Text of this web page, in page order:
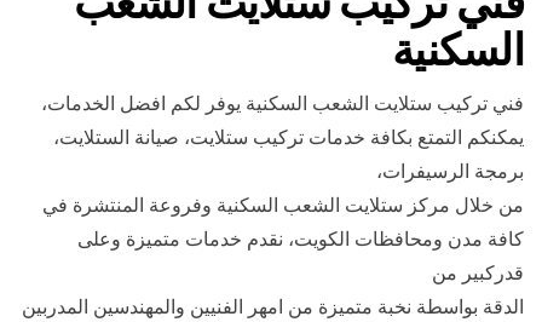
السكنية
فني تركيب ستلايت الشعب السكنية يوفر لكم افضل الخدمات،
يمكنكم التمتع بكافة خدمات تركيب ستلايت، صيانة الستلايت،
برمجة الرسيفرات،
من خلال مركز ستلايت الشعب السكنية وفروعة المنتشرة في
كافة مدن ومحافظات الكويت، نقدم خدمات متميزة وعلى
قدركبير من
الدقة بواسطة نخبة متميزة من امهر الفنيين والمهندسين المدربين